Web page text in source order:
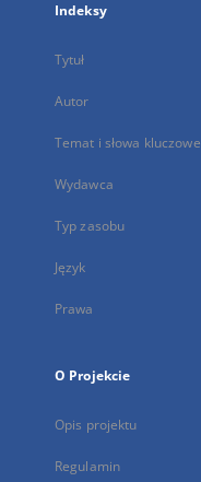
Indeksy
Tytuł
Autor
Temat i słowa kluczowe
Wydawca
Typ zasobu
Język
Prawa
O Projekcie
Opis projektu
Regulamin